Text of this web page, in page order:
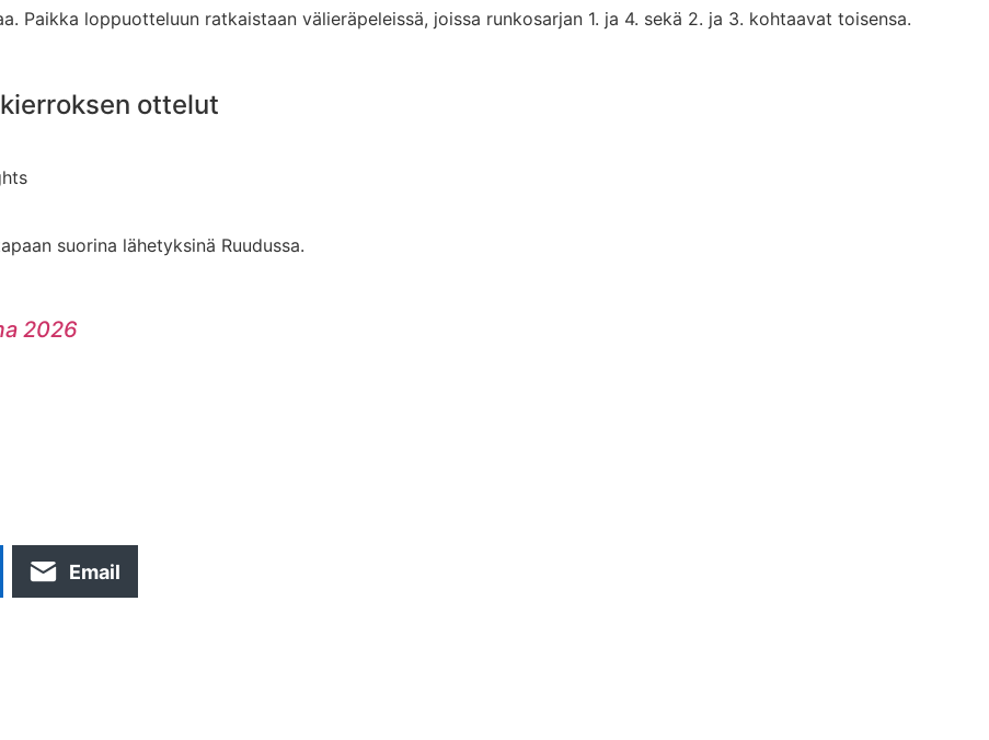
Paikka loppuotteluun ratkaistaan välieräpeleissä, joissa runkosarjan 1. ja 4. sekä 2. ja 3. kohtaavat toisensa.
ottelut
suorina lähetyksinä Ruudussa.
2026
Email